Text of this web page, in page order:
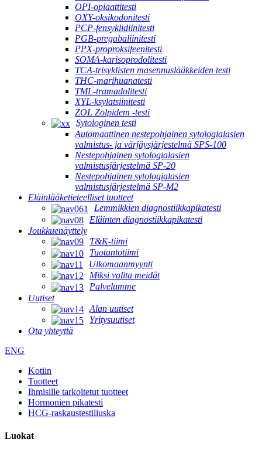
OPI-opiaattitesti
OXY-oksikodonitesti
PCP-fensyklidiinitesti
PGB-pregabaliinitesti
PPX-proproksifeenitesti
SOMA-karisoprodolitesti
TCA-trisyklisten masennuslääkkeiden testi
THC-marihuanatesti
TML-tramadolitesti
XYL-ksylatsiinitesti
ZOL Zolpidem -testi
Sytologinen testi
Automaattinen nestepohjainen sytologialasien
valmistus- ja värjäysjärjestelmä SPS-100
Nestepohjainen sytologialasien
valmistusjärjestelmä SP-20
Nestepohjainen sytologialasien
valmistusjärjestelmä SP-M2
Eläinlääketieteelliset tuotteet
Lemmikkien diagnostiikkapikatesti
Eläinten diagnostiikkapikatesti
Joukkuenäyttely
T&K-tiimi
Tuotantotiimi
Ulkomaanmyynti
Miksi valita meidät
Palvelumme
Uutiset
Alan uutiset
Yritysuutiset
Ota yhteyttä
ENG
Kotiin
Tuotteet
Ihmisille tarkoitetut tuotteet
Hormonien pikatesti
HCG-raskaustestiliuska
Luokat